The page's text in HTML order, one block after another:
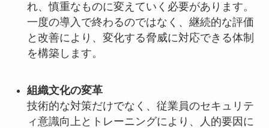
れ、慎重なものに変えていく必要があります。
一度の導入で終わるのではなく、継続的な評価
と改善により、変化する脅威に対応できる体制
を構築します。
組織文化の変革
技術的な対策だけでなく、従業員のセキュリテ
ィ意識向上とトレーニングにより、人的要因に